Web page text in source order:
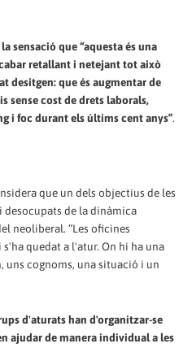
sensació que “aquesta és una
retallant i netejant tot això
desitgen: que és augmentar de
sense cost de drets laborals,
i foc durant els últims cent anys”.
que un dels objectius de les
desocupats de la dinàmica
neoliberal. “Les oficines
quedat a l'atur. On hi ha una
uns cognoms, una situació i un
d'aturats han d'organitzar-se
ajudar de manera individual a les